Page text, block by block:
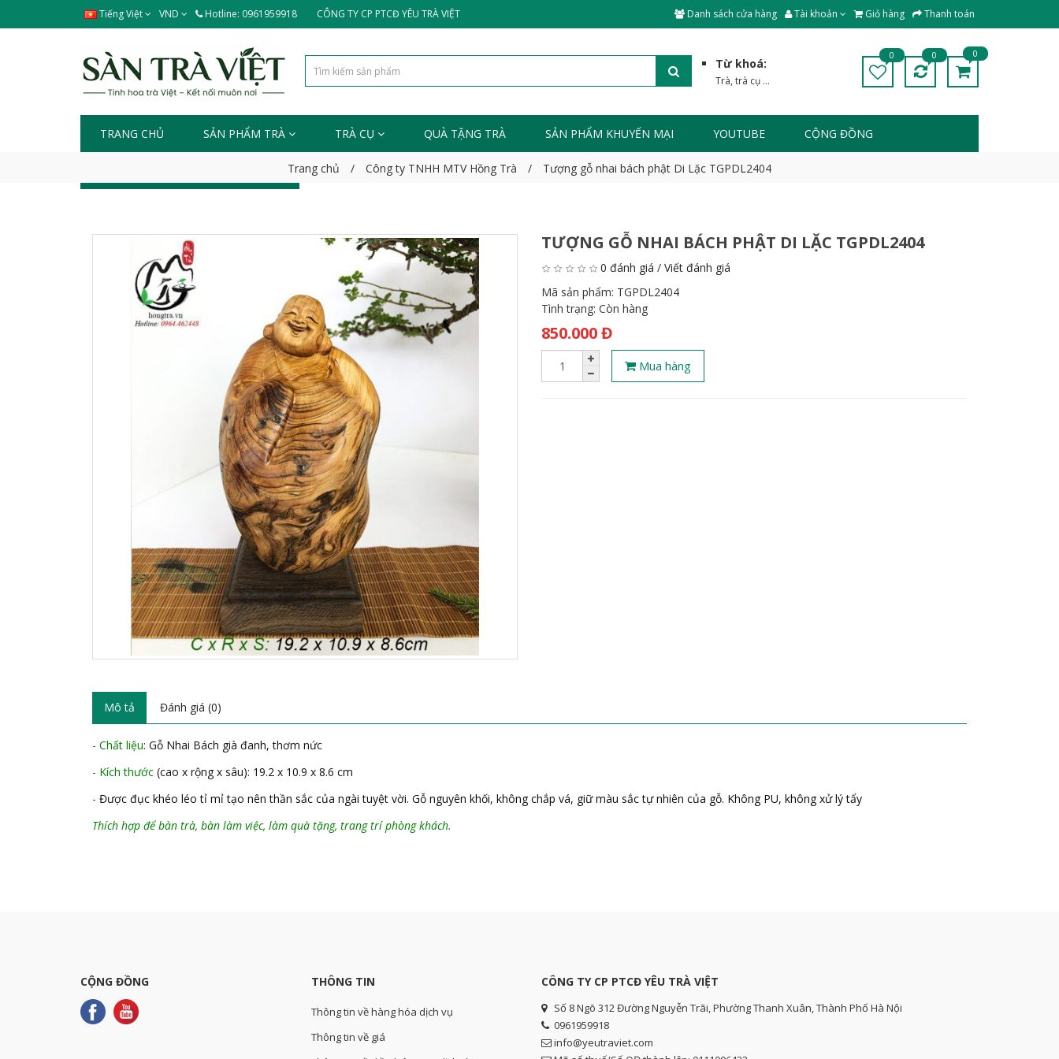
Tiếng Việt VND Hotline: 0961959918 CÔNG TY CP PTCĐ YÊU TRÀ VIỆT Danh sách cửa hàng Tài khoản Giỏ hàng Thanh toán
Từ khoá:
Trà,trà cụ ...
0 0 0
TRANG CHỦ SẢN PHẨM TRÀ TRÀ CỤ QUÀ TẶNG TRÀ SẢN PHẨM KHUYẾN MẠI YOUTUBE CỘNG ĐỒNG
Trang chủ Công ty TNHH MTV Hồng Trà Tượng gỗ nhai bách phật Di Lặc TGPDL2404
TƯỢNG GỖ NHAI BÁCH PHẬT DI LẶC TGPDL2404
0 đánh giá / Viết đánh giá
Mã sản phẩm: TGPDL2404
Tình trạng: Còn hàng
850.000 Đ
Mua hàng
Mô tả Đánh giá (0)
- Chất liệu: Gỗ Nhai Bách già đanh, thơm nức
- Kích thước (cao x rộng x sâu): 19.2 x 10.9 x 8.6 cm
- Được đục khéo léo tỉ mỉ tạo nên thần sắc của ngài tuyệt vời. Gỗ nguyên khối, không chắp vá, giữ màu sắc tự nhiên của gỗ. Không PU, không xử lý tẩy
Thích hợp để bàn trà, bàn làm việc, làm quà tặng, trang trí phòng khách.
CỘNG ĐỒNG THÔNG TIN
Thông tin về hàng hóa dịch vụ
Thông tin về giá
CÔNG TY CP PTCĐ YÊU TRÀ VIỆT
Số 8 Ngõ 312 Đường Nguyễn Trãi, Phường Thanh Xuân, Thành Phố Hà Nội
0961959918
info@yeutraviet.com